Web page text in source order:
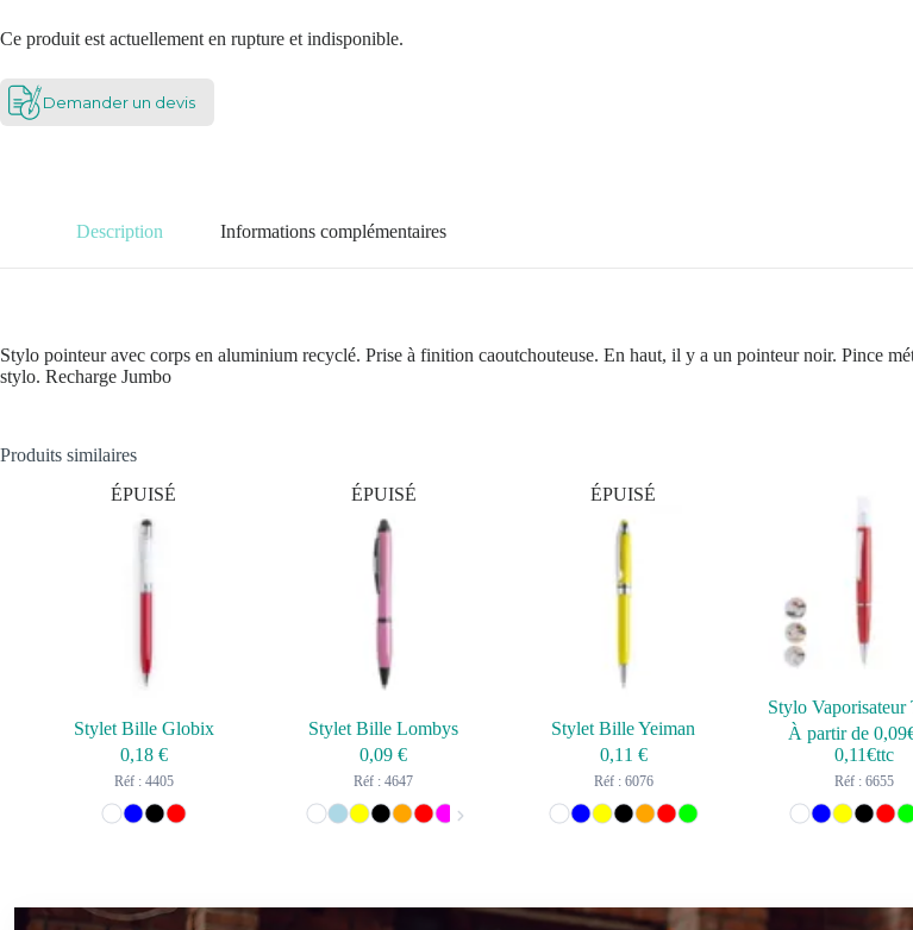
Ce produit est actuellement en rupture et indisponible.
Demander un devis
Description Informations complémentaires
Stylo pointeur avec corps en aluminium recyclé. Prise à finition caoutchouteuse. En haut, il y a un pointeur noir. Pince
stylo. Recharge Jumbo
Produits similaires
ÉPUISÉ
Stylet Bille Globix
0,18 €
Réf : 4405
ÉPUISÉ
Stylet Bille Lombys
0,09€
Réf : 4647
ÉPUISÉ
Stylet Bille Yeiman
0,11 €
Réf : 6076
À partir de 0,09
0,11€ttc
Réf : 6655